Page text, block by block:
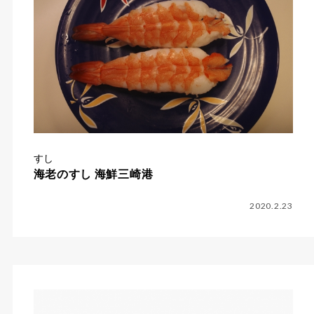
すし
海老のすし 海鮮三崎港
2020.2.23